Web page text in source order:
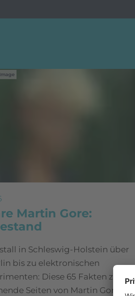
Martin Gore:
in Schleswig-Holstein über
bis zu elektronischen
Diese 65 Fakten zeigen
Seiten von Martin Gore von